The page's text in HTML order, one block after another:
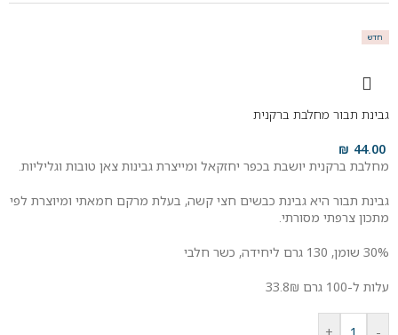
חדש
גבינת תבור מחלבת ברקנית
44.00
₪
מחלבת ברקנית יושבת בכפר יחזקאל ומייצרת גבינות צאן טובות וגליליות.
גבינת תבור היא גבינת כבשים חצי קשה, בעלת מרקם חמאתי ומיוצרת לפי
מתכון צרפתי מסורתי.
30% שומן, 130 גרם ליחידה, כשר חלבי
עלות ל-100 גרם 33.8₪
-
+